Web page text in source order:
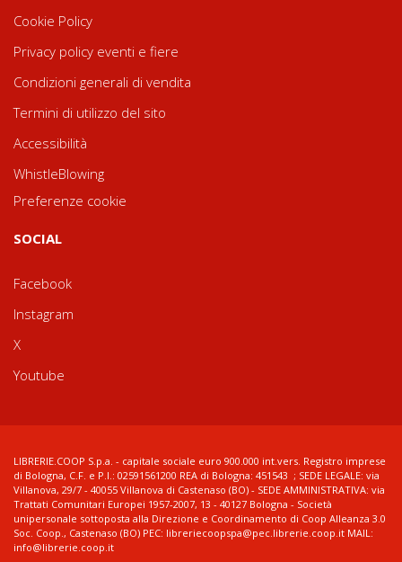
Cookie Policy
Privacy policy eventi e fiere
Condizioni generali di vendita
Termini di utilizzo del sito
Accessibilità
WhistleBlowing
Preferenze cookie
SOCIAL
Facebook
Instagram
X
Youtube
LIBRERIE.COOP S.p.a. - capitale sociale euro 900.000 int.vers. Registro imprese
di Bologna, C.F. e P.I.: 02591561200 REA di Bologna: 451543 ; SEDE LEGALE: via
Villanova, 29/7 - 40055 Villanova di Castenaso (BO) - SEDE AMMINISTRATIVA: via
Trattati Comunitari Europei 1957-2007, 13 - 40127 Bologna - Società
unipersonale sottoposta alla Direzione e Coordinamento di Coop Alleanza 3.0
Soc. Coop., Castenaso (BO) PEC: libreriecoopspa@pec.librerie.coop.it MAIL:
info@librerie.coop.it